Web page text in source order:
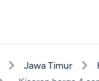
Jawa Timur